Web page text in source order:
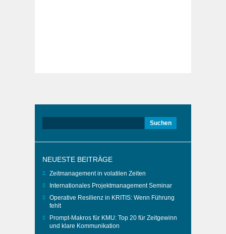
nach:
NEUESTE BEITRÄGE
Zeitmanagement in volatilen Zeiten
Internationales Projektmanagement Seminar
Operative Resilienz in KRITIS: Wenn Führung
fehlt
Prompt-Makros für KMU: Top 20 für Zeitgewinn
und klare Kommunikation